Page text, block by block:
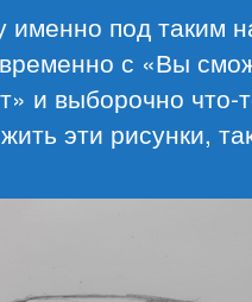
именно под таким
с «Вы
и выборочно
эти рисунки,